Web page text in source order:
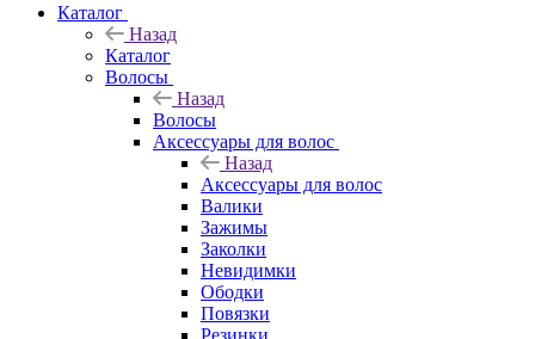
Каталог
Назад
Каталог
Волосы
Назад
Волосы
Аксессуары для волос
Назад
Аксессуары для волос
Валики
Зажимы
Заколки
Невидимки
Ободки
Повязки
Резинки